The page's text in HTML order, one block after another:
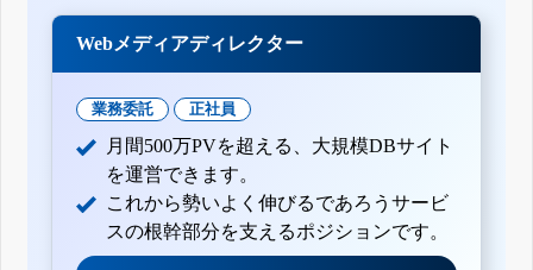
Webメディアディレクター
業務委託 正社員
月間500万PVを超える、大規模DBサイト
を運営できます。
これから勢いよく伸びるであろうサービ
スの根幹部分を支えるポジションです。